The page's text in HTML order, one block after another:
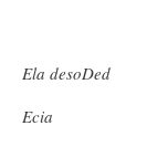
Ela desoDed
Ecia